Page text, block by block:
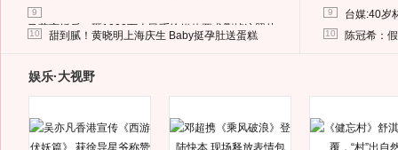
9
马蓉离婚后，砸1000万人民币给媒体要求删掉这照片
10 甜到腻！黄晓明上海庆生 Baby挺孕肚送蛋糕
9 台媒:40岁
10 陈冠希：
娱乐·大视野